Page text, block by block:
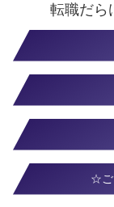
転職だら
☆ご